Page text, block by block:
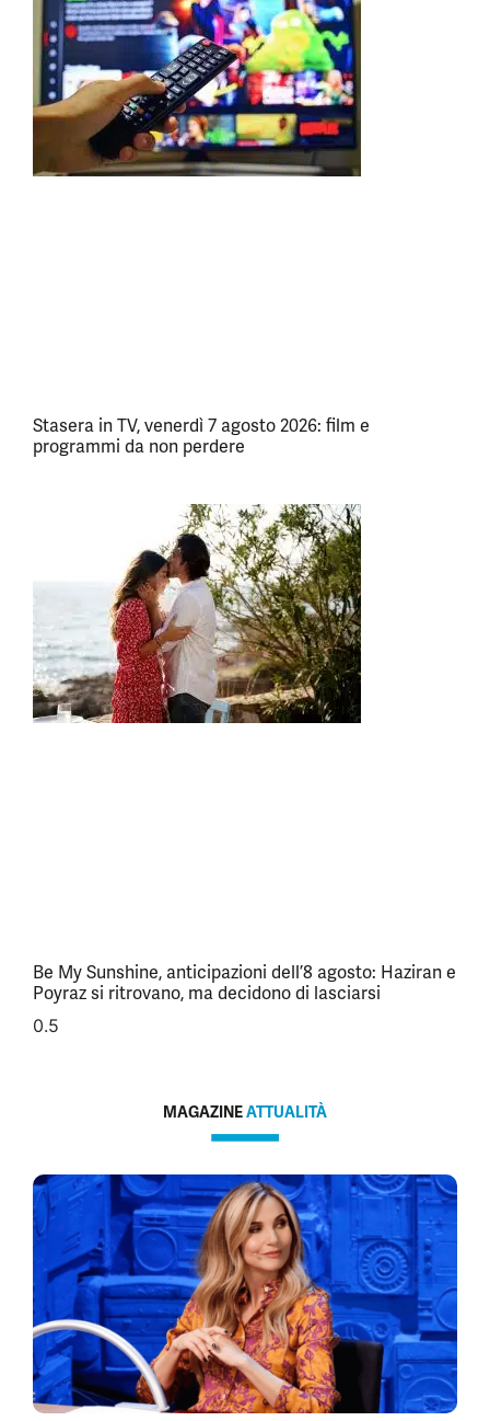
Stasera in TV, venerdì 7 agosto 2026: film e
programmi da non perdere
Be My Sunshine, anticipazioni dell’8 agosto: Haziran e
Poyraz si ritrovano, ma decidono di lasciarsi
MAGAZINEATTUALITÀ